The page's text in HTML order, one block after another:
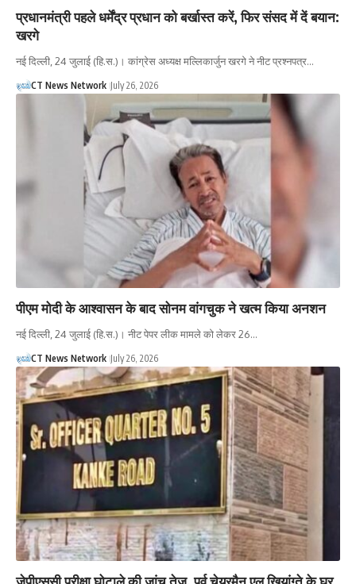
प्रधानमंत्री पहले धर्मेंद्र प्रधान को बर्खास्त करें, फिर संसद में दें बयान:
खरगे
नई दिल्ली, 24 जुलाई (हि.स.)। कांग्रेस अध्यक्ष मल्लिकार्जुन खरगे ने नीट प्रश्नपत्र…
CT News Network July 26, 2026
पीएम मोदी के आश्वासन के बाद सोनम वांगचुक ने खत्म किया अनशन
नई दिल्ली, 24 जुलाई (हि.स.)। नीट पेपर लीक मामले को लेकर 26…
CT News Network July 26, 2026